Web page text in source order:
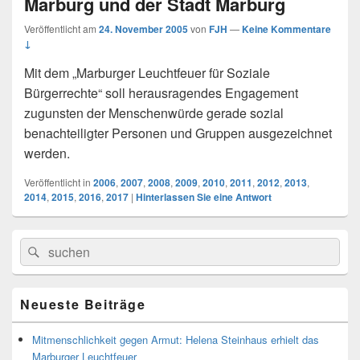
Veröffentlicht am 24. November 2005von FJH —Keine Kommentare
↓
Mit dem „Marburger Leuchtfeuer für Soziale
Bürgerrechte“ soll herausragendes Engagement
zugunsten der Menschenwürde gerade sozial
benachteiligter Personen und Gruppen ausgezeichnet
werden.
Veröffentlicht in 2006,2007,2008,2009,2010,2011,2012,2013,
2014,2015,2016,2017 | Hinterlassen Sie eine Antwort
Primärer
Seitenleisten
Widget-
Bereich
Search
for:
Suche
Neueste Beiträge
Mitmenschlichkeit gegen Armut: Helena Steinhaus erhielt das
Marburger Leuchtfeuer